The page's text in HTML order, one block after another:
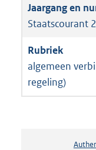
Staatscourant
algemeen
regeling)